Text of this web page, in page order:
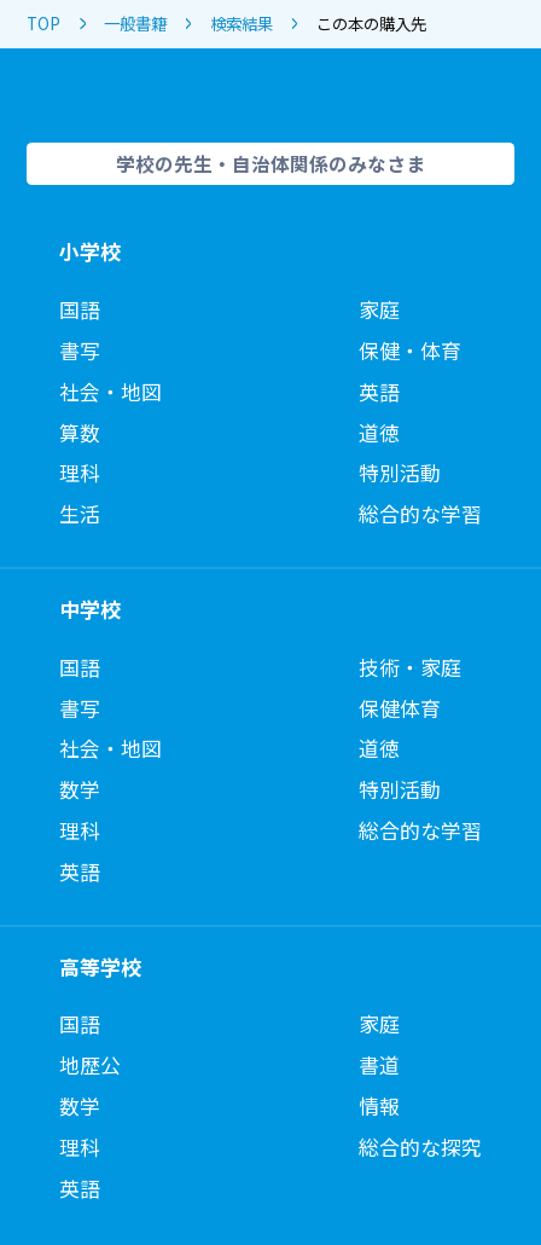
TOP 一般書籍 検索結果 この本の購入先
学校の先生・自治体関係のみなさま
小学校
国語
書写
社会・地図
算数
理科
生活
家庭
保健・体育
英語
道徳
特別活動
総合的な学習
中学校
国語
書写
社会・地図
数学
理科
英語
技術・家庭
保健体育
道徳
特別活動
総合的な学習
高等学校
国語
地歴公
数学
理科
英語
家庭
書道
情報
総合的な探究